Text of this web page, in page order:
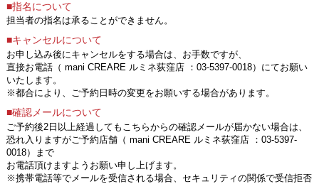
■指名について
担当者の指名は承ることができません。
■キャンセルについて
お申し込み後にキャンセルをする場合は、お手数ですが、
直接お電話（ mani CREARE ルミネ荻窪店 ：03-5397-0018）にてお願い
いたします。
※都合により、ご予約日時の変更をお願いする場合があります。
■確認メールについて
ご予約後2日以上経過してもこちらからの確認メールが届かない場合は、
恐れ入りますがご予約店舗（ mani CREARE ルミネ荻窪店 ：03-5397-
0018）まで
お電話頂けますようお願い申し上げます。
※携帯電話等でメールを受信される場合、セキュリティの関係で受信拒否